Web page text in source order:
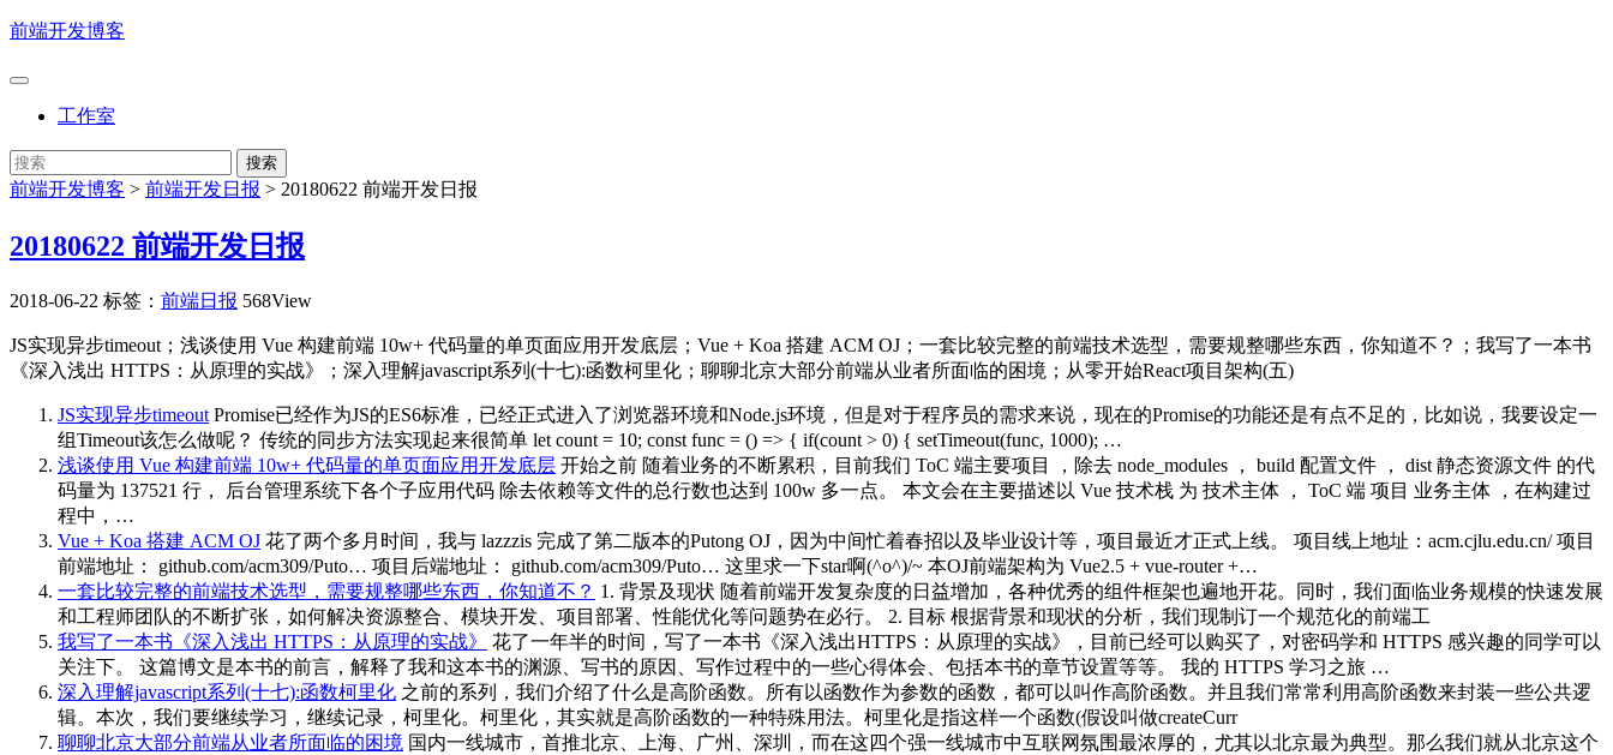
前端开发博客
工作室
前端开发博客 > 前端开发日报 > 20180622 前端开发日报
20180622 前端开发日报
2018-06-22 标签： 前端日报 568View
JS实现异步timeout；浅谈使用 Vue 构建前端 10w+ 代码量的单页面应用开发底层；Vue + Koa 搭建 ACM OJ；一套比较完整的前端技术选型，需要规整哪些东西，你知道不？；我写了一本书
《深入浅出 HTTPS：从原理的实战》；深入理解javascript系列(十七):函数柯里化；聊聊北京大部分前端从业者所面临的困境；从零开始React项目架构(五)
JS实现异步timeout Promise已经作为JS的ES6标准，已经正式进入了浏览器环境和Node.js环境，但是对于程序员的需求来说，现在的Promise的功能还是有点不足的，比如说，我要设定一
组Timeout该怎么做呢？ 传统的同步方法实现起来很简单 let count = 10; const func = () => { if(count > 0) { setTimeout(func, 1000); …
浅谈使用 Vue 构建前端 10w+ 代码量的单页面应用开发底层 开始之前 随着业务的不断累积，目前我们 ToC 端主要项目 ，除去 node_modules ， build 配置文件 ， dist 静态资源文件 的代
码量为 137521 行， 后台管理系统下各个子应用代码 除去依赖等文件的总行数也达到 100w 多一点。 本文会在主要描述以 Vue 技术栈 为 技术主体 ， ToC 端 项目 业务主体 ，在构建过
程中，…
Vue + Koa 搭建 ACM OJ 花了两个多月时间，我与 lazzzis 完成了第二版本的Putong OJ，因为中间忙着春招以及毕业设计等，项目最近才正式上线。 项目线上地址：acm.cjlu.edu.cn/ 项目
前端地址： github.com/acm309/Puto… 项目后端地址： github.com/acm309/Puto… 这里求一下star啊(^o^)/~ 本OJ前端架构为 Vue2.5 + vue-router +…
一套比较完整的前端技术选型，需要规整哪些东西，你知道不？ 1. 背景及现状 随着前端开发复杂度的日益增加，各种优秀的组件框架也遍地开花。同时，我们面临业务规模的快速发展
和工程师团队的不断扩张，如何解决资源整合、模块开发、项目部署、性能优化等问题势在必行。 2. 目标 根据背景和现状的分析，我们现制订一个规范化的前端工
我写了一本书《深入浅出 HTTPS：从原理的实战》
花了一年半的时间，写了一本书《深入浅出HTTPS：从原理的实战》，目前已经可以购买了，对密码学和 HTTPS 感兴趣的同学可以
关注下。 这篇博文是本书的前言，解释了我和这本书的渊源、写书的原因、写作过程中的一些心得体会、包括本书的章节设置等等。 我的 HTTPS 学习之旅 …
深入理解javascript系列(十七):函数柯里化 之前的系列，我们介绍了什么是高阶函数。所有以函数作为参数的函数，都可以叫作高阶函数。并且我们常常利用高阶函数来封装一些公共逻
辑。本次，我们要继续学习，继续记录，柯里化。柯里化，其实就是高阶函数的一种特殊用法。柯里化是指这样一个函数(假设叫做createCurr
聊聊北京大部分前端从业者所面临的困境 国内一线城市，首推北京、上海、广州、深圳，而在这四个强一线城市中互联网氛围最浓厚的，尤其以北京最为典型。那么我们就从北京这个